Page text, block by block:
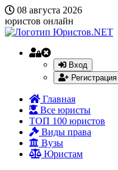
08 августа 2026
юристов онлайн
Вход
Регистрация
Главная
Все юристы
ТОП 100 юристов
Виды права
Вузы
Юристам